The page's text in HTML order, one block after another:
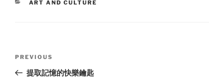
CATEGORIES
ART AND CULTURE
Previous
Post
PREVIOUS
提取記憶的快樂鑰匙